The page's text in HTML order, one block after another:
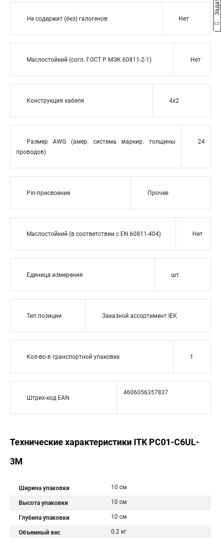
Не содержит (без) галогенов Нет
Маслостойкий (согл. ГОСТ Р МЭК 60811-2-1) Нет
Конструкция кабеля 4x2
Размер AWG (амер. система маркир. толщины
проводов)
24
Pin-присвоение Прочее
Маслостойкий (в соответствии с EN 60811-404) Нет
Единица измерения шт
Тип позиции Заказной ассортимент IEK
Кол-во в транспортной упаковке 1
Штрих-код EAN
4606056357837
Технические характеристики ITK PC01-C6UL-
3M
Ширина упаковки 10 см
Высота упаковки 10 см
Глубина упаковки 10 см
Объемный вес 0.2 кг